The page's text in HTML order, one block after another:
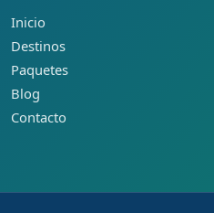
Inicio
Destinos
Paquetes
Blog
Contacto